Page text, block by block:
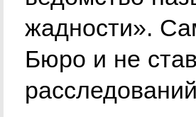
жадности».
Бюро и не